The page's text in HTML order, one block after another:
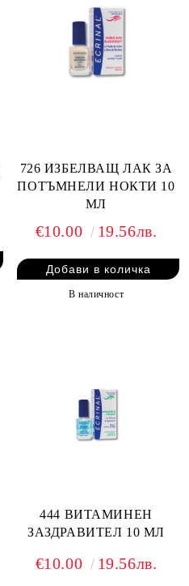
726 ИЗБЕЛВАЩ ЛАК ЗА
ПОТЪМНЕЛИ НОКТИ 10
МЛ
€10.00 19.56лв.
В наличност
444 ВИТАМИНЕН
ЗАЗДРАВИТЕЛ 10 МЛ
€10.00 19.56лв.